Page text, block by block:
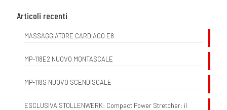
Articoli recenti
MASSAGGIATORE CARDIACO E8
MP-118E2 NUOVO MONTASCALE
MP-118S NUOVO SCENDISCALE
ESCLUSIVA STOLLENWERK: Compact Power Stretcher: il